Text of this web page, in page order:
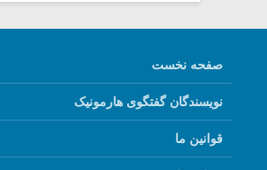
صفحه نخست
نویسندگان گفتگوی هارمونیک
قوانین ما